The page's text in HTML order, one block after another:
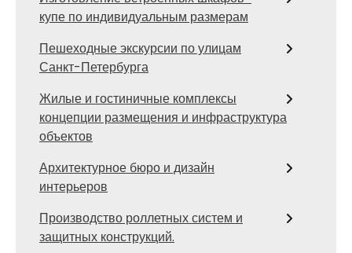
купе по индивидуальным размерам
Пешеходные экскурсии по улицам
Санкт-Петербурга
Жилые и гостиничные комплексы
концепции размещения и инфраструктура
объектов
Архитектурное бюро и дизайн
интерьеров
Производство роллетных систем и
защитных конструкций.